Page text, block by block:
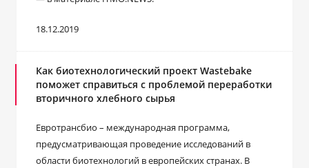
18.12.2019
Как биотехнологический проект Wastebake
поможет справиться с проблемой переработки
вторичного хлебного сырья
Евротрансбио – международная программа,
предусматривающая проведение исследований в
области биотехнологий в европейских странах. В